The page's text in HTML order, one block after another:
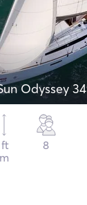
Odyssey
ft
8